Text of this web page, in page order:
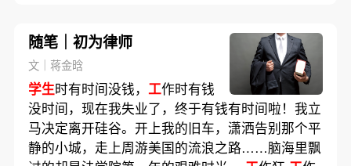
随笔｜初为律师
文｜蒋金晗
学生时有时间没钱， 工作时有钱
没时间，现在我失业了，终于有钱有时间啦！我立
马决定离开硅谷。开上我的旧车，潇洒告别那个平
静的小城，走上周游美国的流浪之路……脑海里飘